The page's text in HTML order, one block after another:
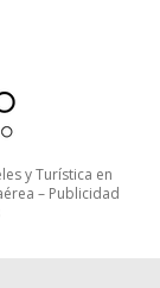
y Turística en
– Publicidad